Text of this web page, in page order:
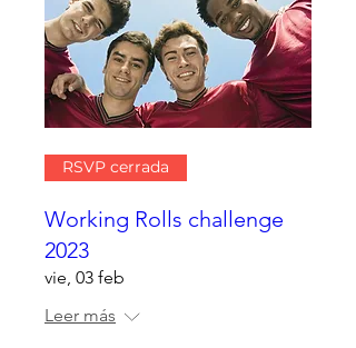
RSVP cerrada
Working Rolls challenge
2023
vie, 03 feb
Leer más